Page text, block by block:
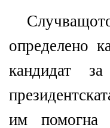
определено
кандидат
им помогна